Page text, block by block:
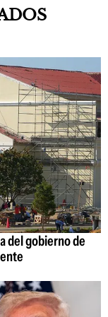
del gobierno de